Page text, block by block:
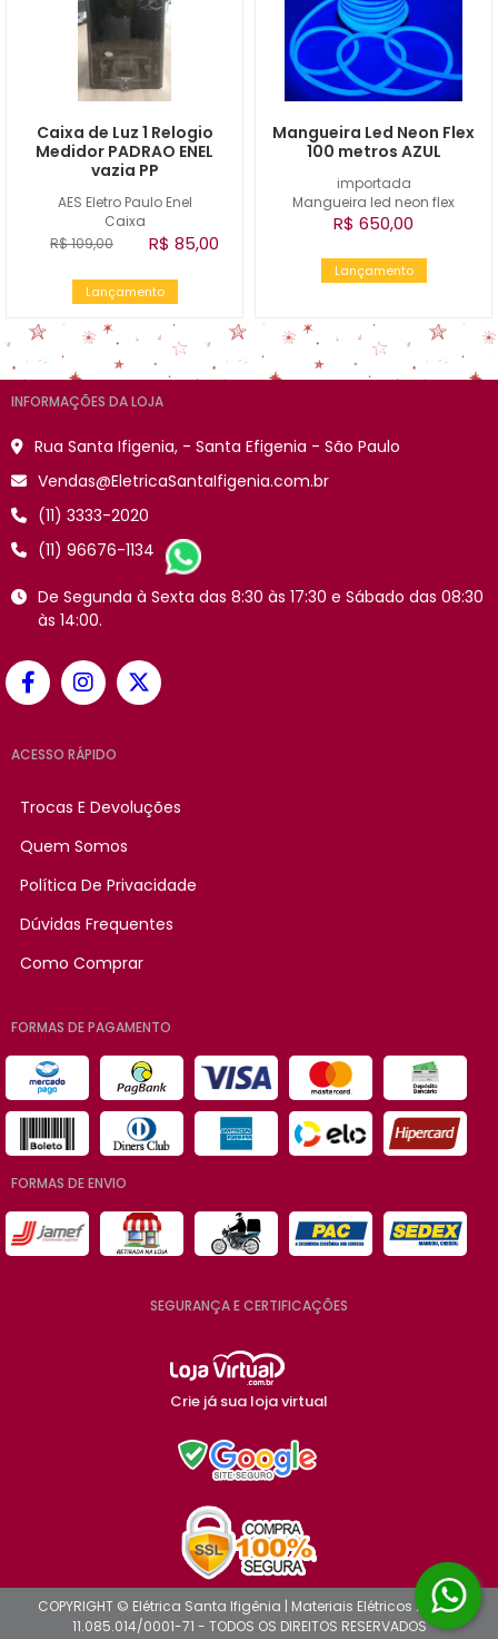
AES Eletro Paulo Enel
Caixa
Caixa de Luz 1 Relogio
Medidor PADRAO ENEL
vazia PP
R$ 109,00 R$ 85,00
Lançamento
importada
Mangueira led neon flex
Mangueira Led Neon Flex
100 metros AZUL
R$ 650,00
Lançamento
INFORMAÇÕES DA LOJA
Rua Santa Ifigenia, - Santa Efigenia - São Paulo
Vendas@EletricaSantaIfigenia.com.br
(11) 3333-2020
(11) 96676-1134
De Segunda à Sexta das 8:30 às 17:30 e Sábado das 08:30
às 14:00.
ACESSO RÁPIDO
Trocas E Devoluções
Quem Somos
Política De Privacidade
Dúvidas Frequentes
Como Comprar
FORMAS DE PAGAMENTO
FORMAS DE ENVIO
SEGURANÇA E CERTIFICAÇÕES
Crie já sua loja virtual
COPYRIGHT © Elétrica Santa Ifigênia | Materiais Elétricos 2026 -
11.085.014/0001-71 - TODOS OS DIREITOS RESERVADOS